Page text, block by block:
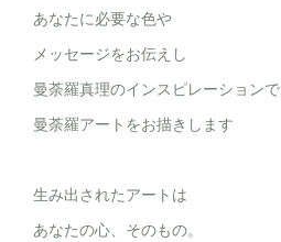
あなたに必要な色や
メッセージをお伝えし
曼荼羅真理のインスピレーションで
曼荼羅アートをお描きします
生み出されたアートは
あなたの心、そのもの。